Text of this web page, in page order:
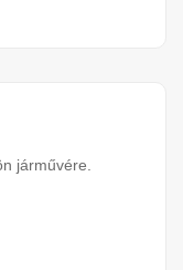
járművére.